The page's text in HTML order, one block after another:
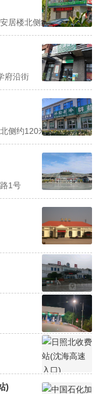
居楼北侧约180米
府沿街
侧约120米
1号
)